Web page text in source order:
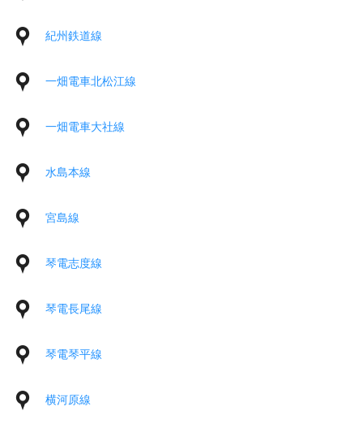
紀州鉄道線
一畑電車北松江線
一畑電車大社線
水島本線
宮島線
琴電志度線
琴電長尾線
琴電琴平線
横河原線